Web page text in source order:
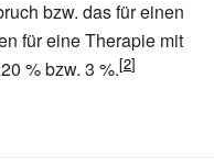
bzw. das für einen
für eine Therapie mit
% bzw. 3 %.